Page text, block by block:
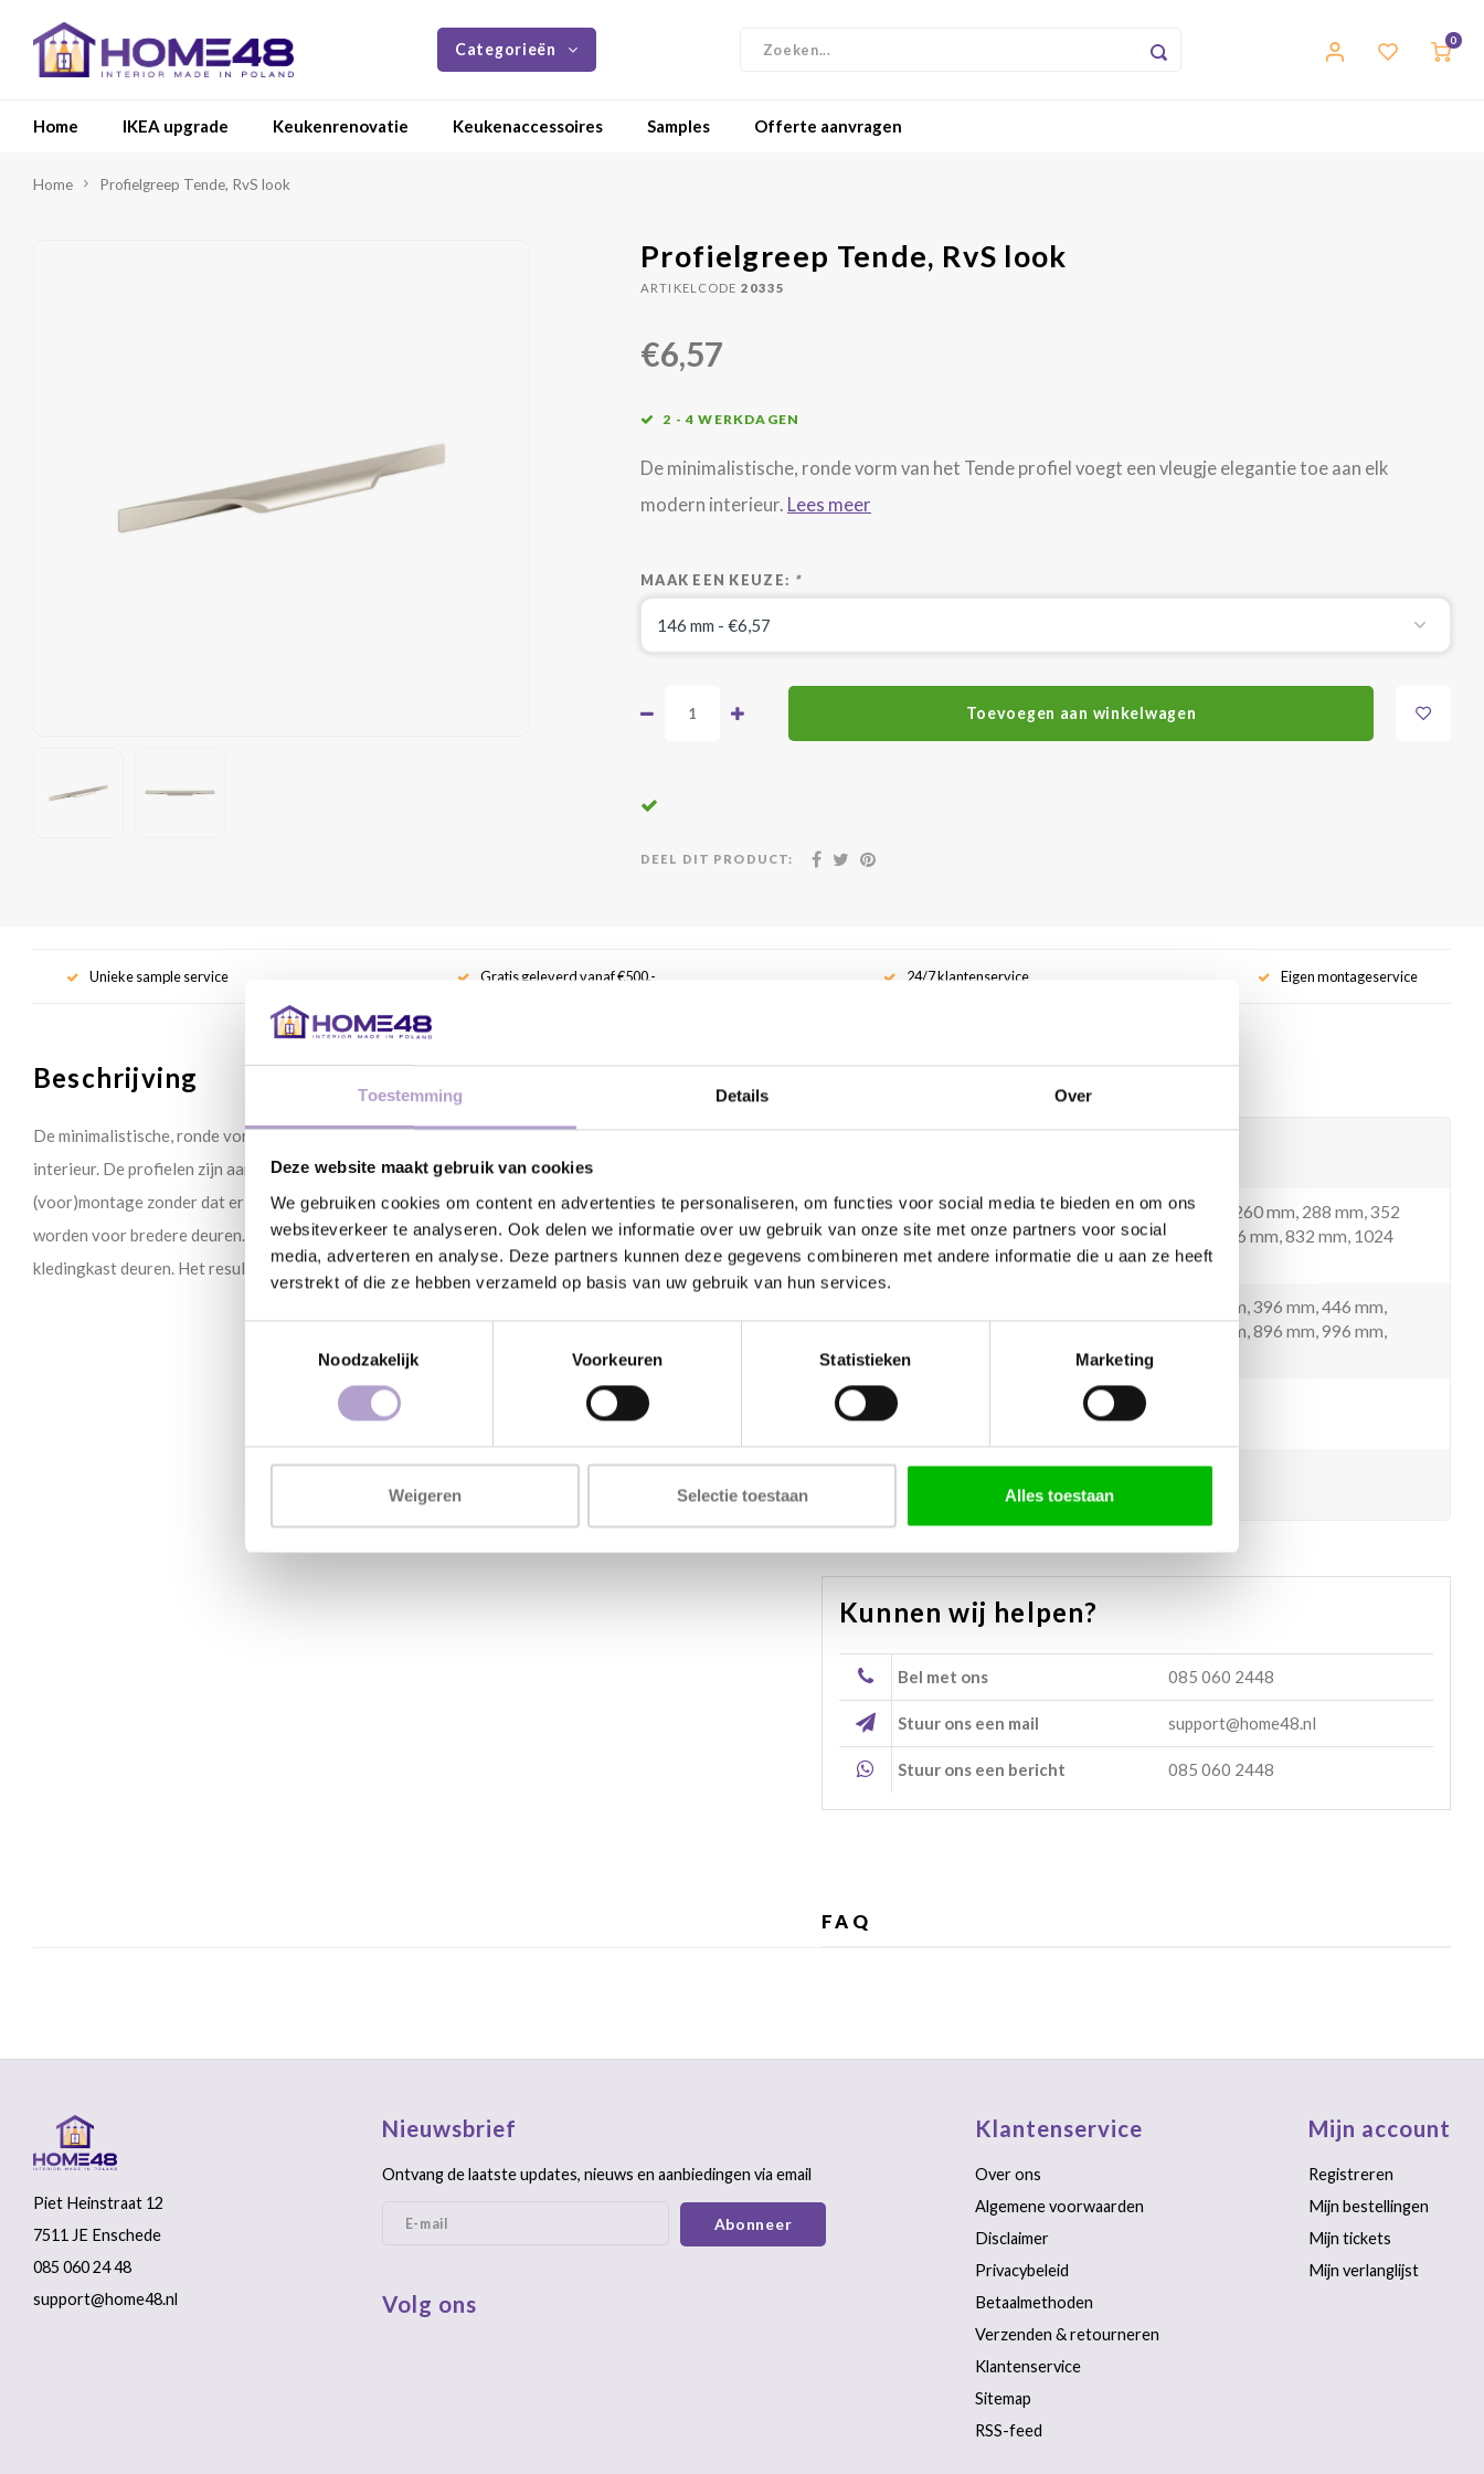
Toestemming Details Over
Deze website maakt gebruik van cookies
We gebruiken cookies om content en advertenties te personaliseren, om functies voor social media te bieden en om ons
websiteverkeer te analyseren. Ook delen we informatie over uw gebruik van onze site met onze partners voor social
media, adverteren en analyse. Deze partners kunnen deze gegevens combineren met andere informatie die u aan ze heeft
verstrekt of die ze hebben verzameld op basis van uw gebruik van hun services.
Noodzakelijk
Voorkeuren Statistieken Marketing
Weigeren Selectie toestaan Alles toestaan
Categorieën 0
Home IKEA upgrade Keukenrenovatie Keukenaccessoires Samples Offerte aanvragen
Home Profielgreep Tende, RvS look
Profielgreep Tende, RvS look
ARTIKELCODE 20335
€6,57
2 - 4 WERKDAGEN
De minimalistische, ronde vorm van het Tende profiel voegt een vleugje elegantie toe aan elk
modern interieur. Lees meer
MAAK EEN KEUZE: *
Toevoegen aan winkelwagen
DEEL DIT PRODUCT:
Unieke sample service Gratis geleverd vanaf €500,- 24/7 klantenservice Eigen montageservice
Beschrijving
De minimalistische, ronde vorm van het Tende profiel voegt een vleugje elegantie toe aan elk modern
interieur. De profielen zijn aangepast aan de gehele breedte van de deur, maar door de eenvoudige
(voor)montage zonder dat er gefreesd hoeft te worden, kunnen kleinere profielen ook gebruikt
worden voor bredere deuren. Ze werken ook goed in verticale positie als handgreep voor
kledingkast deuren. Het resultaat van alle uitvoeringen is de perfecte uitstraling van het meubel.
Steekmaat
32 mm, 64 mm, 160 mm, 224 mm, 260 mm, 288 mm, 352
mm, 448mm, 544 mm, 640 mm, 736 mm, 832 mm, 1024
mm
Product
146 mm, 196 mm, 296 mm, 346 mm, 396 mm, 446 mm,
496 mm, 596 mm, 696 mm, 796 mm, 896 mm, 996 mm,
Product
hoogte
Product
27 mm
Kunnen wij helpen?
Bel met ons 085 060 2448
Stuur ons een mail support@home48.nl
Stuur ons een bericht 085 060 2448
FAQ
Piet Heinstraat 12
7511 JE Enschede
085 060 24 48
support@home48.nl
Nieuwsbrief
Ontvang de laatste updates, nieuws en aanbiedingen via email
Abonneer
Volg ons
Klantenservice
Over ons
Algemene voorwaarden
Disclaimer
Privacybeleid
Betaalmethoden
Verzenden & retourneren
Klantenservice
Sitemap
RSS-feed
Mijn account
Registreren
Mijn bestellingen
Mijn tickets
Mijn verlanglijst